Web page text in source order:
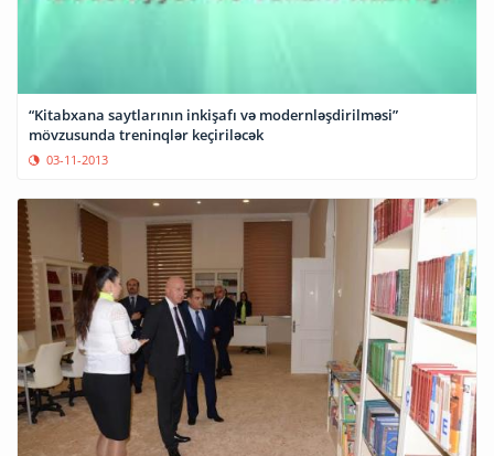
“Kitabxana saytlarının inkişafı və modernləşdirilməsi”
mövzusunda treninqlər keçiriləcək
03-11-2013